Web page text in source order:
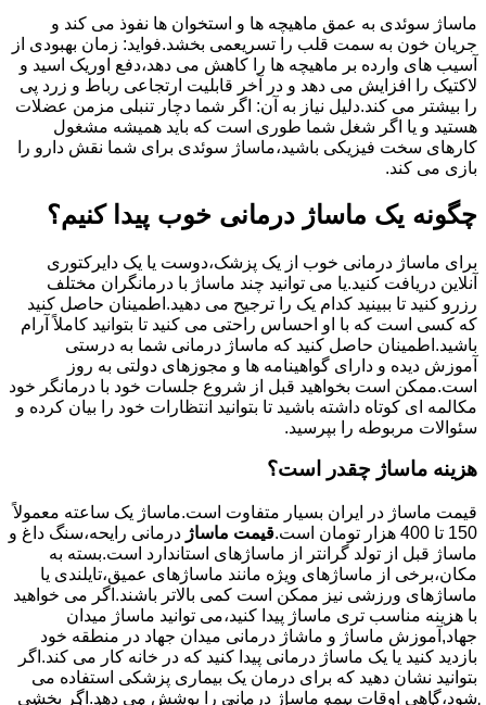
ماساژ سوئدی به عمق ماهیچه ها و استخوان ها نفوذ می کند و
جریان خون به سمت قلب را تسریعمی بخشد.فواید: زمان بهبودی از
آسیب های وارده بر ماهیچه ها را کاهش می دهد،دفع اوریک اسید و
لاکتیک را افزایش می دهد و در آخر قابلیت ارتجاعی رباط و زرد پی
را بیشتر می کند.دلیل نیاز به آن: اگر شما دچار تنبلی مزمن عضلات
هستید و یا اگر شغل شما طوری است که باید همیشه مشغول
کارهای سخت فیزیکی باشید،ماساژ سوئدی برای شما نقش دارو را
بازی می کند.
چگونه یک ماساژ درمانی خوب پیدا کنیم؟
برای ماساژ درمانی خوب از یک پزشک،دوست یا یک دایرکتوری
آنلاین دریافت کنید.یا می توانید چند ماساژ با درمانگران مختلف
رزرو کنید تا ببینید کدام یک را ترجیح می دهید.اطمینان حاصل کنید
که کسی است که با او احساس راحتی می کنید تا بتوانید کاملاً آرام
باشید.اطمینان حاصل کنید که ماساژ درمانی شما به درستی
آموزش دیده و دارای گواهینامه ها و مجوزهای دولتی به روز
است.ممکن است بخواهید قبل از شروع جلسات خود با درمانگر خود
مکالمه ای کوتاه داشته باشید تا بتوانید انتظارات خود را بیان کرده و
سئوالات مربوطه را بپرسید.
هزینه ماساژ چقدر است؟
قیمت ماساژ در ایران بسیار متفاوت است.ماساژ یک ساعته معمولاً
150 تا 400 هزار تومان است.
قیمت ماساژ درمانی رایحه،سنگ داغ و
ماساژ قبل از تولد گرانتر از ماساژهای استاندارد است.بسته به
مکان،برخی از ماساژهای ویژه مانند ماساژهای عمیق،تایلندی یا
ماساژهای ورزشی نیز ممکن است کمی بالاتر باشند.اگر می خواهید
با هزینه مناسب تری ماساژ پیدا کنید،می توانید ماساژ میدان
جهاد,آموزش ماساژ و ماشاژ درمانی میدان جهاد در منطقه خود
بازدید کنید یا یک ماساژ درمانی پیدا کنید که در خانه کار می کند.اگر
بتوانید نشان دهید که برای درمان یک بیماری پزشکی استفاده می
شود،گاهی اوقات بیمه ماساژ درمانی را پوشش می دهد.اگر بخشی